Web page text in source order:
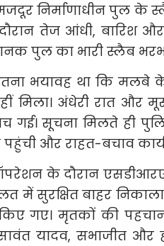
निर्माणाधीन पुल
दौरान तेज आंधी, बारिश
पुल का भारी स्लैब
भयावह था कि
मिला। अंधेरी रात और
गई। सूचना मिलते ही
और राहत-बचाव
के दौरान
में सुरक्षित बाहर
गए। मृतकों की
यादव, सभाजीत और